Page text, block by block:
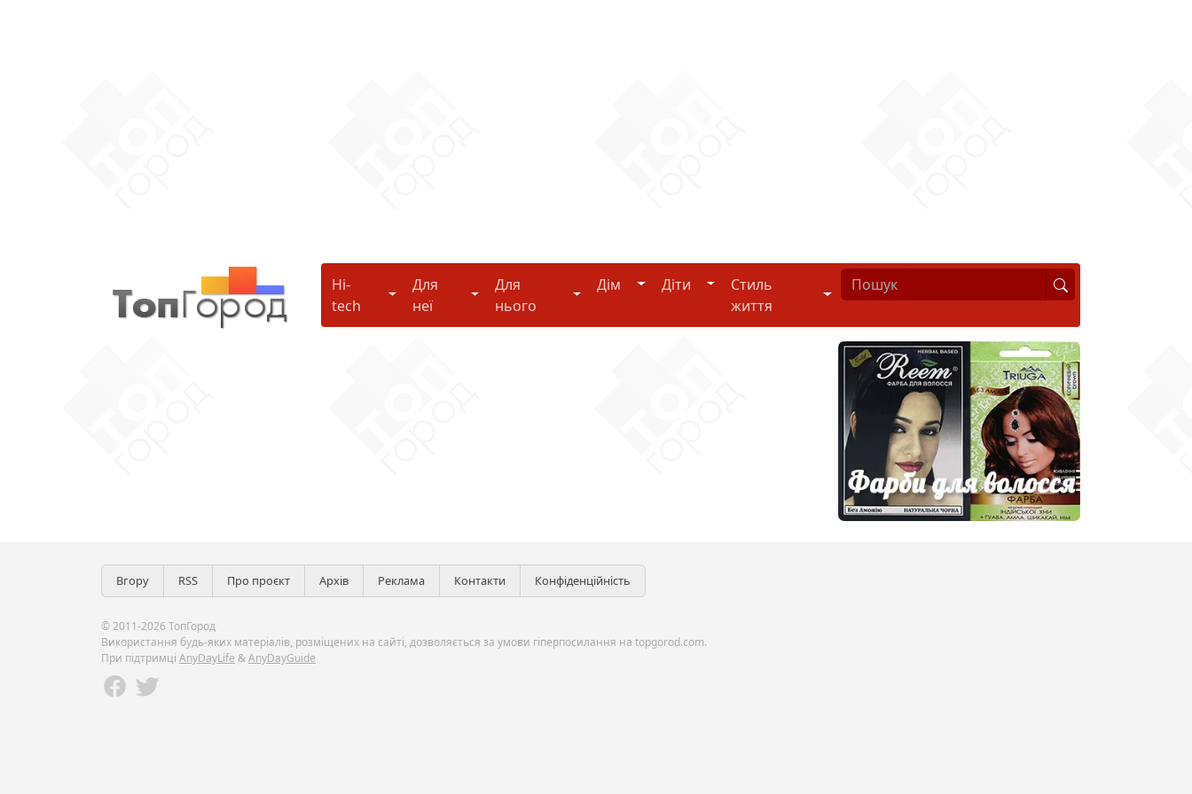
Hi-
tech
Hi-tech
Для
неї
Для неї
Для
нього
Для нього
Дім Дім Діти ДітиСтиль
життя
Стиль життя
Вгору RSS Про проєкт Архів Реклама Контакти Конфіденційність
© 2011-2026 ТопГород
Використання будь-яких матеріалів, розміщених на сайті, дозволяється за умови гіперпосилання на topgorod.com.
При підтримці AnyDayLife &AnyDayGuide